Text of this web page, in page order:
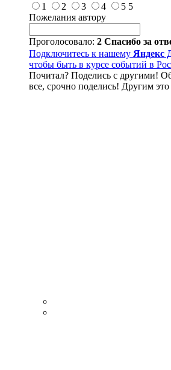
1
2 3 4 5 5
Пожелания автору
Проголосовало: 2 Спасибо за
Подключитесь к нашему Яндекс
чтобы быть в курсе событий в
Почитал? Поделись с другими!
все, срочно поделись! Другим